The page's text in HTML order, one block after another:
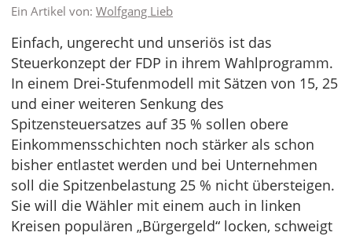
Ein Artikel von: Wolfgang Lieb
Einfach, ungerecht und unseriös ist das
Steuerkonzept der FDP in ihrem Wahlprogramm.
In einem Drei-Stufenmodell mit Sätzen von 15, 25
und einer weiteren Senkung des
Spitzensteuersatzes auf 35 % sollen obere
Einkommensschichten noch stärker als schon
bisher entlastet werden und bei Unternehmen
soll die Spitzenbelastung 25 % nicht übersteigen.
Sie will die Wähler mit einem auch in linken
Kreisen populären „Bürgergeld“ locken, schweigt